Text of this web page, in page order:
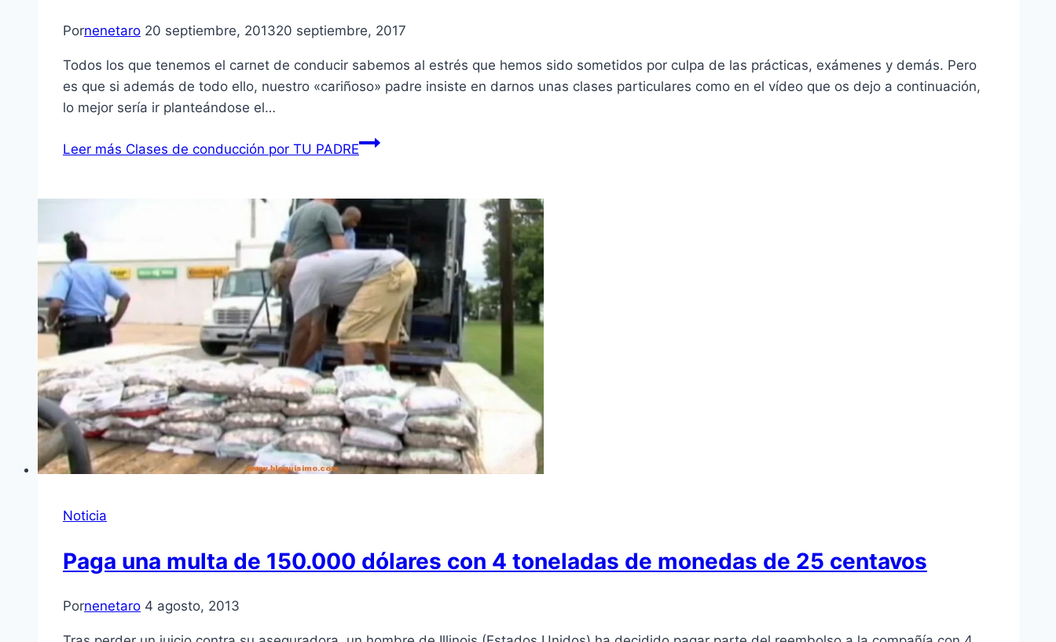
Pornenetaro 20 septiembre, 201320 septiembre, 2017
Todos los que tenemos el carnet de conducir sabemos al estrés que hemos sido sometidos por culpa de las prácticas, exámenes y demás. Pero
es que si además de todo ello, nuestro «cariñoso» padre insiste en darnos unas clases particulares como en el vídeo que os dejo a continuación,
lo mejor sería ir planteándose el…
Leer más Clases de conducción por TU PADRE
Noticia
Paga una multa de 150.000 dólares con 4 toneladas de monedas de 25 centavos
Pornenetaro 4 agosto, 2013